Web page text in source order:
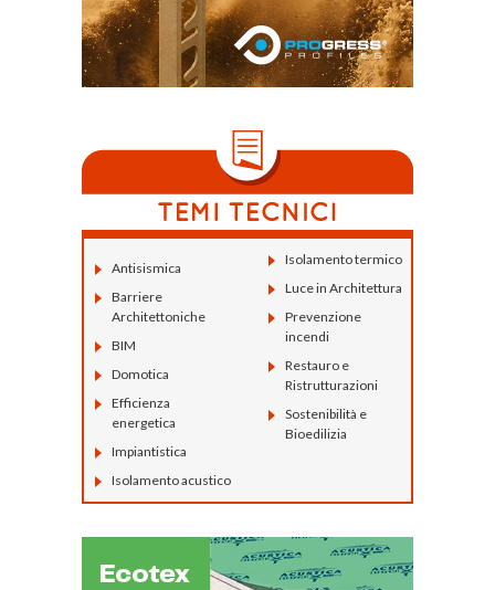
Antisismica
Barriere
Architettoniche
BIM
Domotica
Efficienza
energetica
Impiantistica
Isolamento acustico
Isolamento termico
Luce in Architettura
Prevenzione
incendi
Restauro e
Ristrutturazioni
Sostenibilità e
Bioedilizia